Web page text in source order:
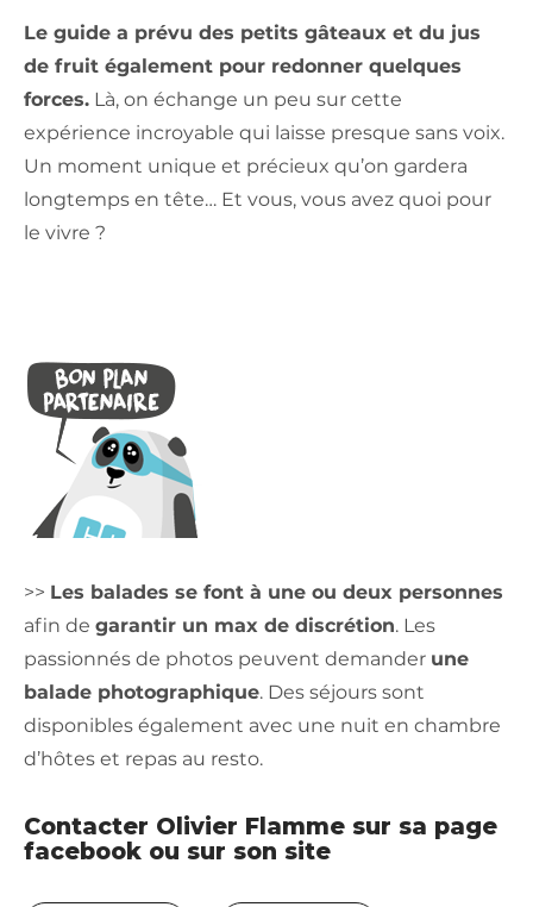
Le guide a prévu des petits gâteaux et du jus
de fruit également pour redonner quelques
forces. Là, on échange un peu sur cette
expérience incroyable qui laisse presque sans voix.
Un moment unique et précieux qu’on gardera
longtemps en tête… Et vous, vous avez quoi pour
le vivre ?
>> Les balades se font à une ou deux personnes
afin de garantir un max de discrétion. Les
passionnés de photos peuvent demander une
balade photographique. Des séjours sont
disponibles également avec une nuit en chambre
d’hôtes et repas au resto.
Contacter Olivier Flamme sur sa page
facebook ou sur son site